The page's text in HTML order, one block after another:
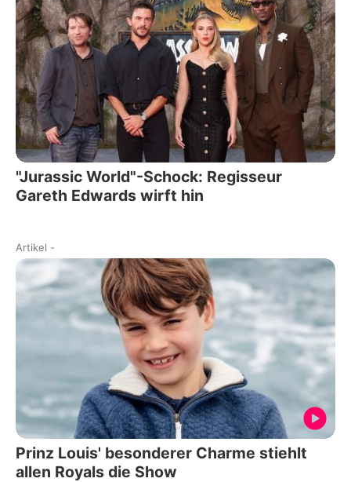
"Jurassic World"-Schock: Regisseur
Gareth Edwards wirft hin
Artikel -
Prinz Louis' besonderer Charme stiehlt
allen Royals die Show